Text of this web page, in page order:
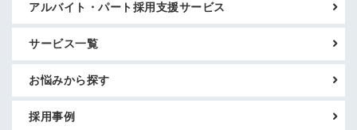
アルバイト・パート採用支援サービス
サービス一覧
お悩みから探す
採用事例